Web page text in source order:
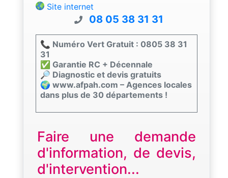
Site internet
08 05 38 31 31
📞 Numéro Vert Gratuit : 0805 38 31
31
✅ Garantie RC + Décennale
🔎 Diagnostic et devis gratuits
🌍 www.afpah.com – Agences locales
dans plus de 30 départements !
Faire une demande
d'information, de devis,
d'intervention...